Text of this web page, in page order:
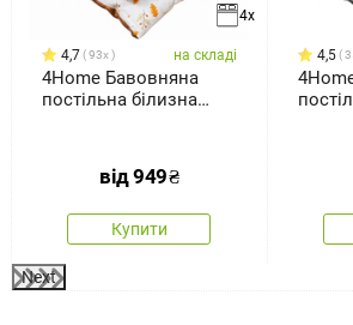
4x
4,7 93x на складі
4Home Бавовняна
постільна білизна
від949₴
Купити
4,5
Next